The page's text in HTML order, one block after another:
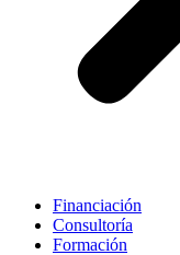
Financiación
Consultoría
Formación